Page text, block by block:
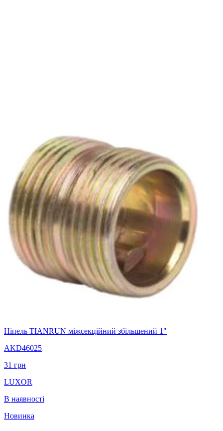
Нiпель TIANRUN міжсекційний збiльшений 1"
AKD46025
31 грн
LUXOR
В наявності
Новинка